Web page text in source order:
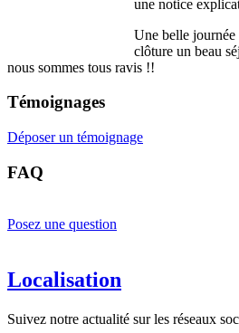
une notice
Une belle journée
clôture un beau
nous sommes tous ravis !!
Témoignages
Déposer un témoignage
FAQ
Posez une question
Localisation
Suivez notre actualité sur les réseaux